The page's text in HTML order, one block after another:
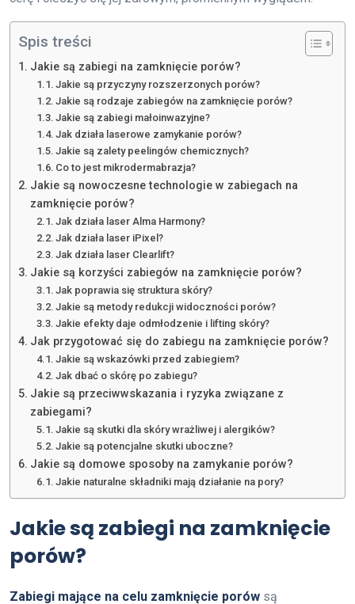
Spis treści
Jakie są zabiegi na zamknięcie porów?
Jakie są przyczyny rozszerzonych porów?
Jakie są rodzaje zabiegów na zamknięcie porów?
Jakie są zabiegi małoinwazyjne?
Jak działa laserowe zamykanie porów?
Jakie są zalety peelingów chemicznych?
Co to jest mikrodermabrazja?
Jakie są nowoczesne technologie w zabiegach na
zamknięcie porów?
Jak działa laser Alma Harmony?
Jak działa laser iPixel?
Jak działa laser Clearlift?
Jakie są korzyści zabiegów na zamknięcie porów?
Jak poprawia się struktura skóry?
Jakie są metody redukcji widoczności porów?
Jakie efekty daje odmłodzenie i lifting skóry?
Jak przygotować się do zabiegu na zamknięcie porów?
Jakie są wskazówki przed zabiegiem?
Jak dbać o skórę po zabiegu?
Jakie są przeciwwskazania i ryzyka związane z
zabiegami?
Jakie są skutki dla skóry wrażliwej i alergików?
Jakie są potencjalne skutki uboczne?
Jakie są domowe sposoby na zamykanie porów?
Jakie naturalne składniki mają działanie na pory?
Jakie są zabiegi na zamknięcie
porów?
Zabiegi mające na celu zamknięcie porów są